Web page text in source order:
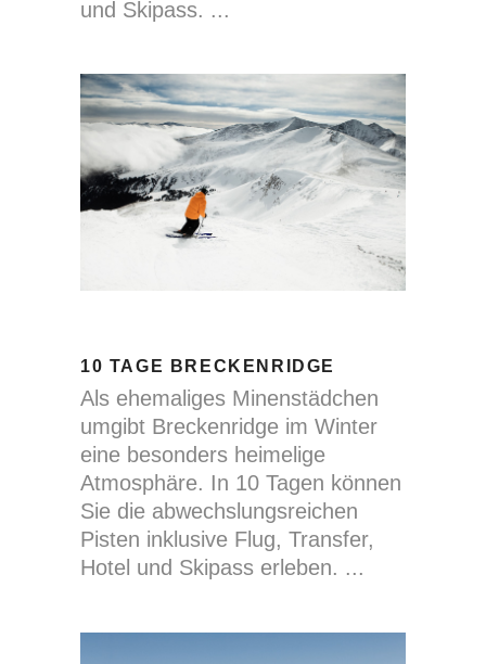
und Skipass.
10 TAGE BRECKENRIDGE
Als ehemaliges Minenstädchen
umgibt Breckenridge im Winter
eine besonders heimelige
Atmosphäre. In 10 Tagen können
Sie die abwechslungsreichen
Pisten inklusive Flug, Transfer,
Hotel und Skipass erleben.